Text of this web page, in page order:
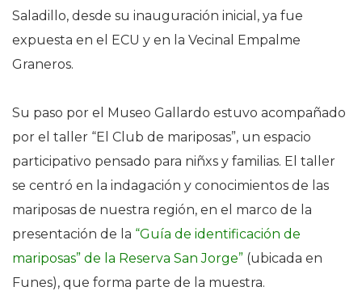
Saladillo, desde su inauguración inicial, ya fue
expuesta en el ECU y en la Vecinal Empalme
Graneros.
Su paso por el Museo Gallardo estuvo acompañado
por el taller “El Club de mariposas”, un espacio
participativo pensado para niñxs y familias. El taller
se centró en la indagación y conocimientos de las
mariposas de nuestra región, en el marco de la
presentación de la “Guía de identificación de
mariposas” de la Reserva San Jorge” (ubicada en
Funes), que forma parte de la muestra.